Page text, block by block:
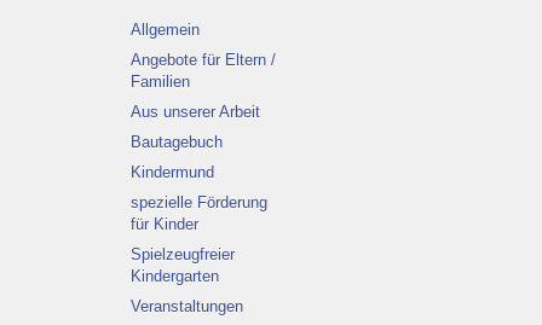
Allgemein
Angebote für Eltern /
Familien
Aus unserer Arbeit
Bautagebuch
Kindermund
spezielle Förderung
für Kinder
Spielzeugfreier
Kindergarten
Veranstaltungen